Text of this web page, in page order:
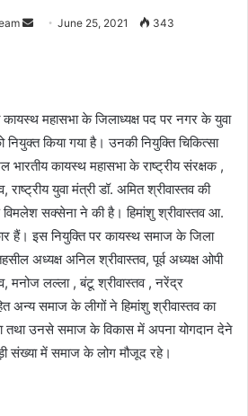
Send June 25, 2021 343
महासभा के जिलाध्यक्ष पद पर नगर के युवा
नियुक्त किया गया है। उनकी नियुक्ति चिकित्सा
भारतीय कायस्थ महासभा के राष्ट्रीय संरक्षक ,
युवा मंत्री डॉ. अमित श्रीवास्तव की
सक्सेना ने की है। हिमांशु श्रीवास्तव आ.
हैं। इस नियुक्ति पर कायस्थ समाज के जिला
अध्यक्ष अनिल श्रीवास्तव, पूर्व अध्यक्ष ओपी
मनोज लल्ला , बंटू श्रीवास्तव , नरेंद्र
अन्य समाज के लीगों ने हिमांशु श्रीवास्तव का
तथा उनसे समाज के विकास में अपना योगदान देने
संख्या में समाज के लोग मौजूद रहे।